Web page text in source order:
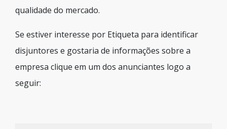
qualidade do mercado.
Se estiver interesse por Etiqueta para identificar
disjuntores e gostaria de informações sobre a
empresa clique em um dos anunciantes logo a
seguir: